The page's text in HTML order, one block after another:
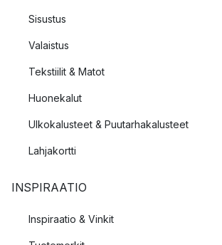
Sisustus
Valaistus
Tekstiilit & Matot
Huonekalut
Ulkokalusteet & Puutarhakalusteet
Lahjakortti
INSPIRAATIO
Inspiraatio & Vinkit